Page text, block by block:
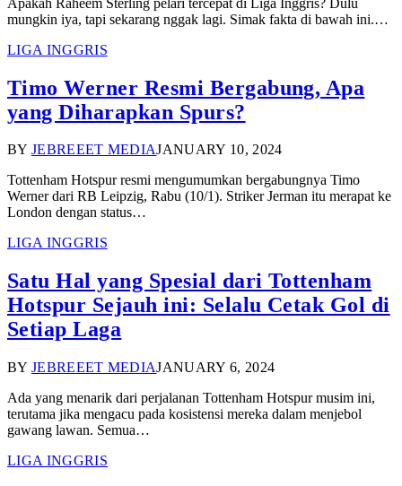
mungkin iya, tapi sekarang nggak lagi. Simak fakta di bawah ini.…
LIGA INGGRIS
Timo Werner Resmi Bergabung, Apa
yang Diharapkan Spurs?
BY JEBREEET MEDIAJANUARY 10, 2024
Tottenham Hotspur resmi mengumumkan bergabungnya Timo
Werner dari RB Leipzig, Rabu (10/1). Striker Jerman itu merapat ke
London dengan status…
LIGA INGGRIS
Satu Hal yang Spesial dari Tottenham
Hotspur Sejauh ini: Selalu Cetak Gol di
Setiap Laga
BY JEBREEET MEDIAJANUARY 6, 2024
Ada yang menarik dari perjalanan Tottenham Hotspur musim ini,
terutama jika mengacu pada kosistensi mereka dalam menjebol
gawang lawan. Semua…
LIGA INGGRIS